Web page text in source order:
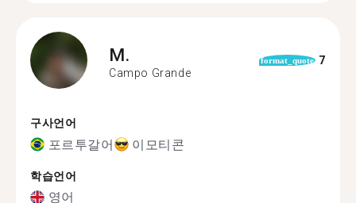
M.
Campo Grande
format_quote 7
구사언어
포르투갈어 이모티콘
학습언어
영어